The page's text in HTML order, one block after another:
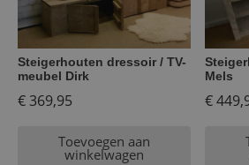
Steigerhouten dressoir / TV-
meubel Dirk
€369,95
Toevoegen aan
winkelwagen
Mels
€